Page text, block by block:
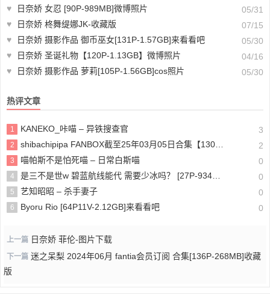
♥
日奈娇 女忍 [90P-989MB]微博照片
05/31
♥
日奈娇 柊舞缇娜JK-收藏版
07/15
♥
日奈娇 摄影作品 御币巫女[131P-1.57GB]来看看吧
05/30
♥
日奈娇 圣诞礼物【120P-1.13GB】微博照片
04/16
♥
日奈娇 摄影作品 萝莉[105P-1.56GB]cos照片 05/30
热评文章
1 KANEKO_咔喵 – 异铁搜查官 3
2 shibachipipa FANBOX截至25年03月05日合集【130P-1.17GB】新版作品 2
3 喵帕斯不是怕死喵 – 日常白斯喵 0
4 是三不是世w 碧蓝航线能代 需要少冰吗？ [27P-934MB]cos照片 0
5 艺知昭昭 – 杀手妻子 0
6 Byoru Rio [64P11V-2.12GB]来看看吧 0
上一篇 日奈娇 菲伦-图片下载
下一篇 迷之呆梨 2024年06月 fantia会员订阅 合集[136P-268MB]收藏
版